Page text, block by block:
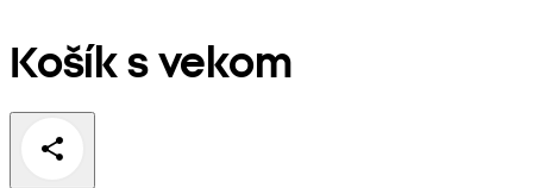
Košík s vekom